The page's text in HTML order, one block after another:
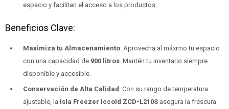
espacio y facilitan el acceso a los productos.
Beneficios Clave:
Maximiza tu Almacenamiento: Aprovecha al máximo tu espacio
con una capacidad de 900 litros . Mantén tu inventario siempre
disponible y accesible.
Conservación de Alta Calidad: Con su rango de temperatura
ajustable, la Isla Freezer Iccold ZCD-L210S asegura la frescura